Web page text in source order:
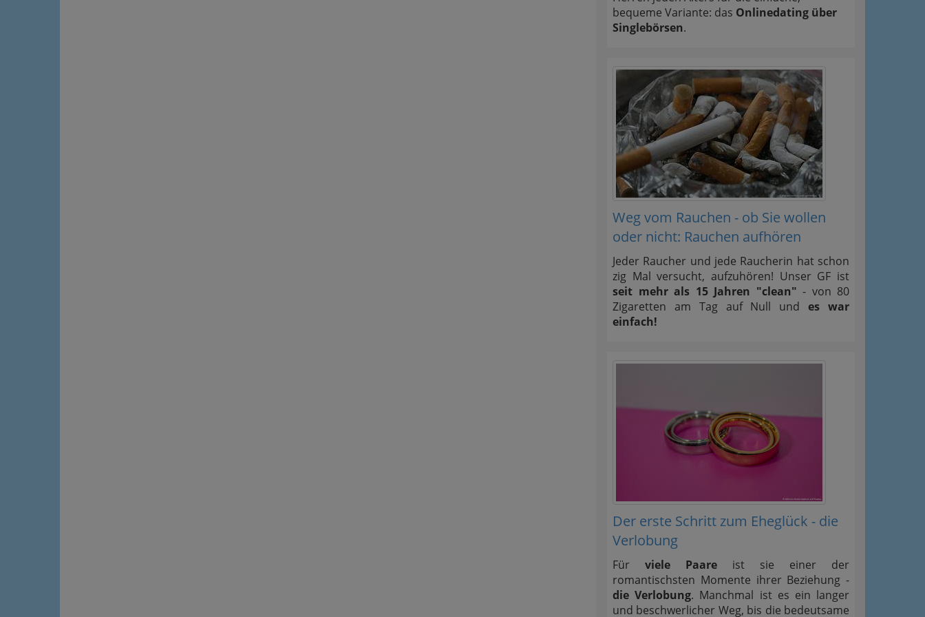
bequeme Variante: das Onlinedating über
Singlebörsen.
Weg vom Rauchen - ob Sie wollen
oder nicht: Rauchen aufhören
Jeder Raucher und jede Raucherin hat schon
zig Mal versucht, aufzuhören! Unser GF ist
seit mehr als 15 Jahren "clean" - von 80
Zigaretten am Tag auf Null undes war
einfach!
Der erste Schritt zum Eheglück - die
Verlobung
Für viele Paare ist sie einer der
romantischsten Momente ihrer Beziehung -
die Verlobung. Manchmal ist es ein langer
und beschwerlicher Weg, bis die bedeutsame